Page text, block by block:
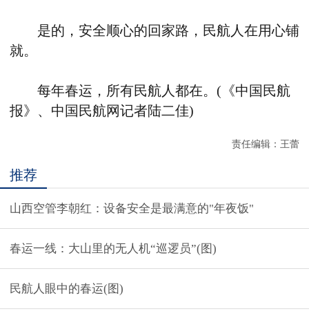
是的，安全顺心的回家路，民航人在用心铺
就。
每年春运，所有民航人都在。(《中国民航
报》、中国民航网记者陆二佳)
责任编辑：王蕾
推荐
山西空管李朝红：设备安全是最满意的"年夜饭"
春运一线：大山里的无人机“巡逻员”(图)
民航人眼中的春运(图)